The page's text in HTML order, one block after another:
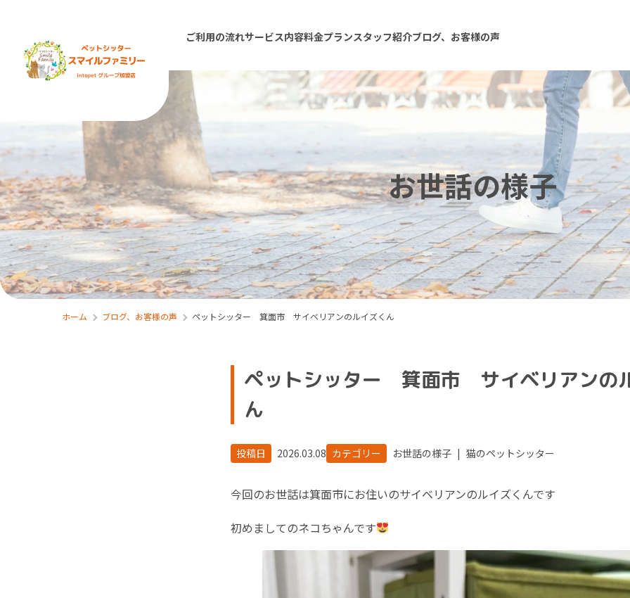
ご利用の流れサービス内容料金プランスタッフ紹介ブログ、お客様の声
お世話の様子
ホーム ブログ、お客様の声 ペットシッター 箕面市 サイベリアンのルイズくん
ペットシッター 箕面市 サイベリアンの
ん
投稿日 2026.03.08 カテゴリー お世話の様子 | 猫のペットシッター
今回のお世話は箕面市にお住いのサイベリアンのルイズくんです
初めましてのネコちゃんです